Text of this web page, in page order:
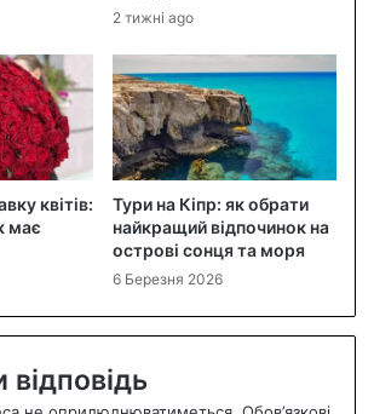
2 тижні ago
квітів:
має
Тури на Кіпр: як обрати
найкращий відпочинок на
острові сонця та моря
6 Березня 2026